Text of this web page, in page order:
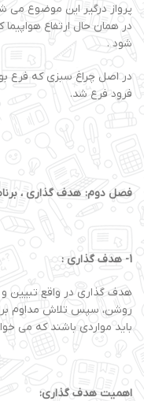
پرواز درگیر این موضوع
در همان حال ارتفاع
شود .
در اصل چراغ سبزی که فرع
فرود فرع شد.
فصل دوم: هدف گذاری ،
1
- هدف گذاری :
هدف گذاری در واقع تبیین
روشن، سپس تلاش مداوم
باید مواردی باشند که می
اهمیت هدف گذاری: